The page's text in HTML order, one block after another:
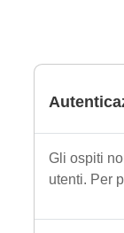
Gli ospiti
utenti. Per